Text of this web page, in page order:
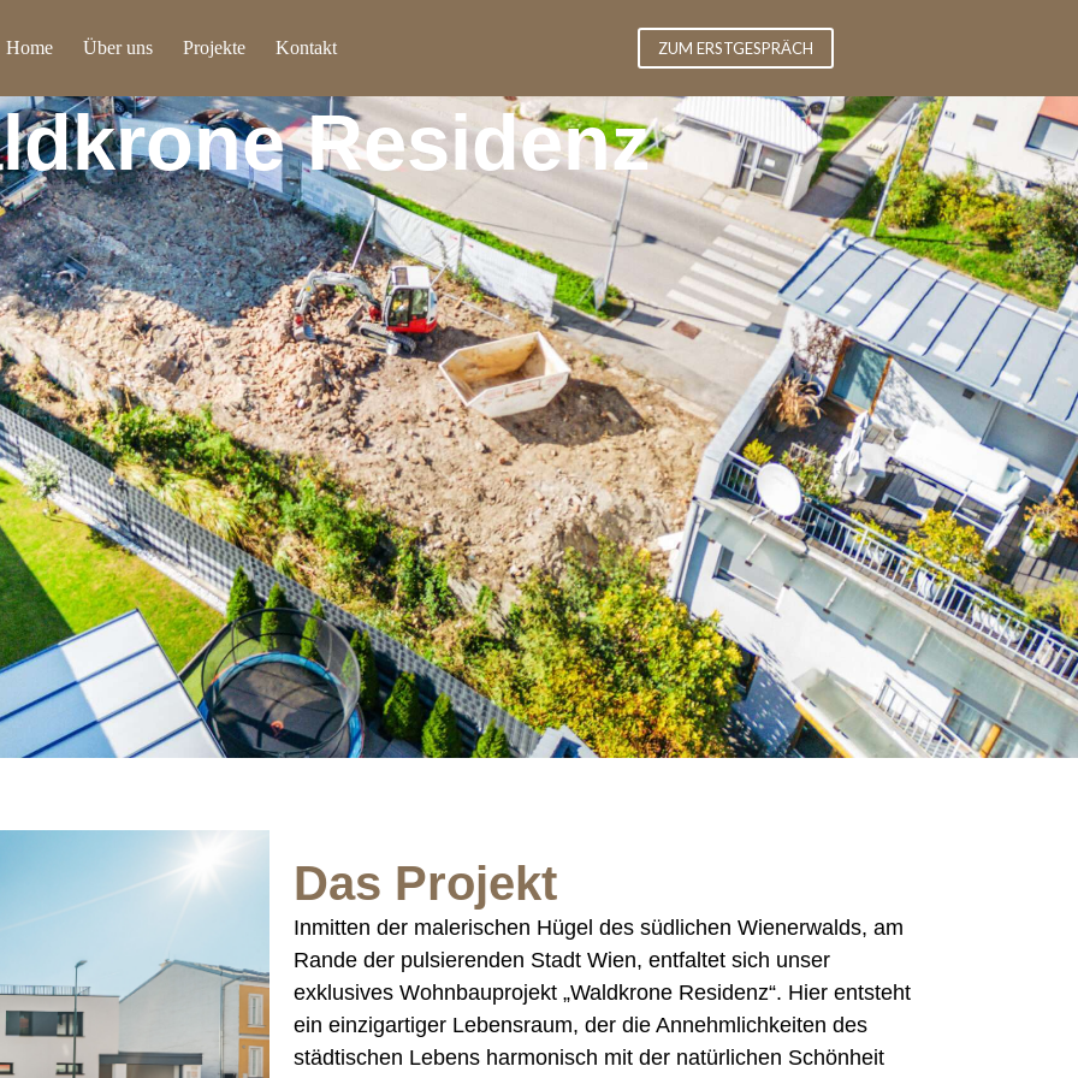
Home Über uns Projekte Kontakt ZUM ERSTGESPRÄCH
Residenz
Das Projekt
Inmitten der malerischen Hügel des südlichen Wienerwalds, am
Rande der pulsierenden Stadt Wien, entfaltet sich unser
exklusives Wohnbauprojekt „Waldkrone Residenz“. Hier entsteht
ein einzigartiger Lebensraum, der die Annehmlichkeiten des
städtischen Lebens harmonisch mit der natürlichen Schönheit